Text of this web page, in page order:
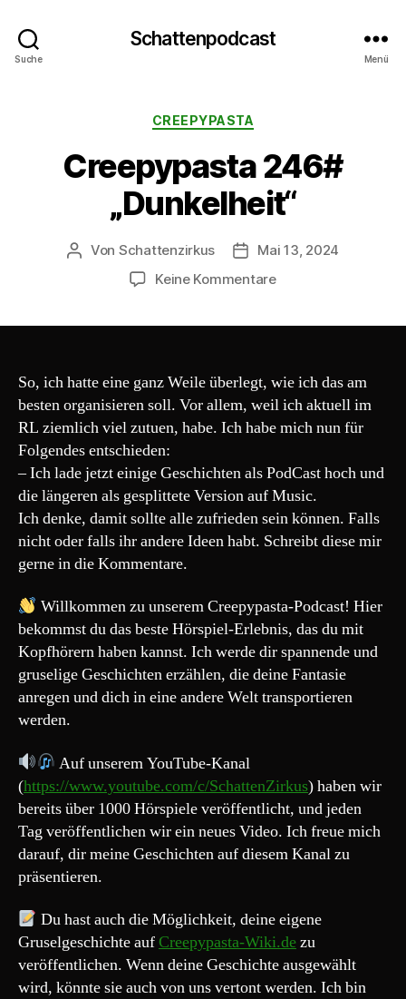
Suche
Schattenpodcast
Menü
Kategorien
CREEPYPASTA
Creepypasta 246#
„Dunkelheit“
Beitragsautor
Von Schattenzirkus Beitragsdatum
Mai 13, 2024
Keine Kommentarezu
So, ich hatte eine ganz Weile überlegt, wie ich das am
besten organisieren soll. Vor allem, weil ich aktuell im
RL ziemlich viel zutuen, habe. Ich habe mich nun für
Folgendes entschieden:
– Ich lade jetzt einige Geschichten als PodCast hoch und
die längeren als gesplittete Version auf Music.
Ich denke, damit sollte alle zufrieden sein können. Falls
nicht oder falls ihr andere Ideen habt. Schreibt diese mir
gerne in die Kommentare.
Willkommen zu unserem Creepypasta-Podcast! Hier
bekommst du das beste Hörspiel-Erlebnis, das du mit
Kopfhörern haben kannst. Ich werde dir spannende und
gruselige Geschichten erzählen, die deine Fantasie
anregen und dich in eine andere Welt transportieren
werden.
Auf unserem YouTube-Kanal
(https://www.youtube.com/c/SchattenZirkus) haben wir
bereits über 1000 Hörspiele veröffentlicht, und jeden
Tag veröffentlichen wir ein neues Video. Ich freue mich
darauf, dir meine Geschichten auf diesem Kanal zu
präsentieren.
Du hast auch die Möglichkeit, deine eigene
Gruselgeschichte aufCreepypasta-Wiki.dezu
veröffentlichen. Wenn deine Geschichte ausgewählt
wird, könnte sie auch von uns vertont werden. Ich bin